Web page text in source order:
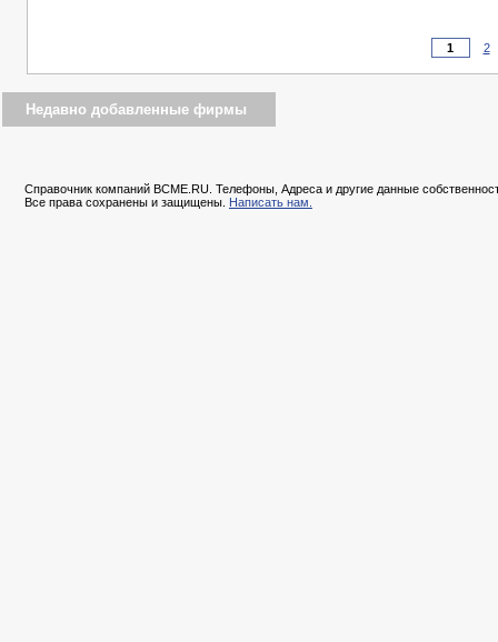
2
Недавно добавленные фирмы
Справочник компаний BCME.RU. Телефоны, Адреса и другие данные
Все права сохранены и защищены. Написать нам.